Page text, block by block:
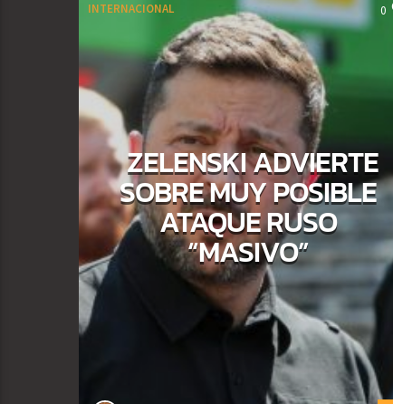
INTERNACIONAL 0
ZELENSKI ADVIERTE
SOBRE MUY POSIBLE
ATAQUE RUSO
“MASIVO”